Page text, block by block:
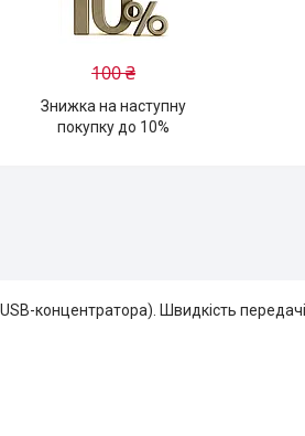
100 ₴
Знижка на наступну
покупку до 10%
концентратора). Швидкість